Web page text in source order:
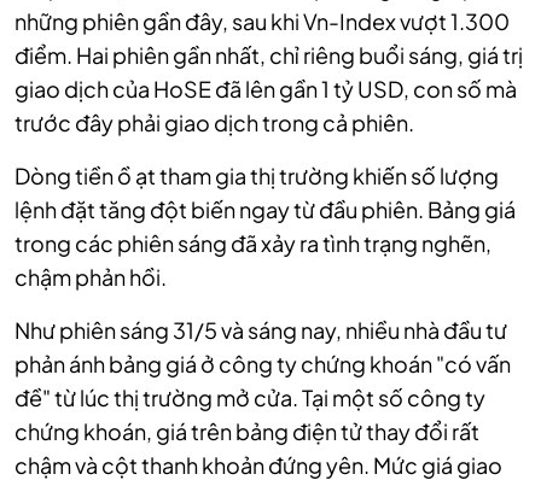
những phiên gần đây, sau khi Vn-Index vượt 1.300
điểm. Hai phiên gần nhất, chỉ riêng buổi sáng, giá trị
giao dịch của HoSE đã lên gần 1 tỷ USD, con số mà
trước đây phải giao dịch trong cả phiên.
Dòng tiền ồ ạt tham gia thị trường khiến số lượng
lệnh đặt tăng đột biến ngay từ đầu phiên. Bảng giá
trong các phiên sáng đã xảy ra tình trạng nghẽn,
chậm phản hồi.
Như phiên sáng 31/5 và sáng nay, nhiều nhà đầu tư
phản ánh bảng giá ở công ty chứng khoán "có vấn
đề" từ lúc thị trường mở cửa. Tại một số công ty
chứng khoán, giá trên bảng điện tử thay đổi rất
chậm và cột thanh khoản đứng yên. Mức giá giao